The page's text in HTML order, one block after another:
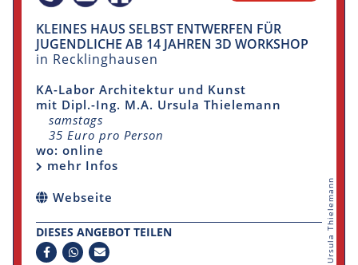
KLEINES HAUS SELBST ENTWERFEN FÜR
JUGENDLICHE AB 14 JAHREN 3D WORKSHOP
in Recklinghausen
KA-Labor Architektur und Kunst
mit Dipl.-Ing. M.A. Ursula Thielemann
samstags
35 Euro pro Person
wo: online
mehr Infos
Webseite
DIESES ANGEBOT TEILEN Ursula Thielemann